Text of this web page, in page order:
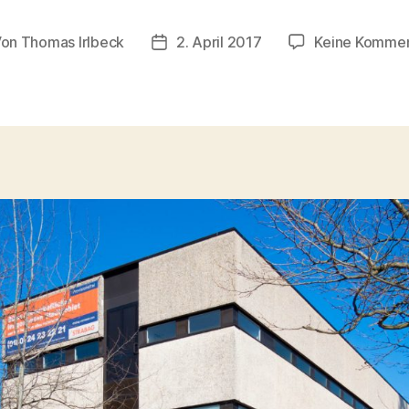
Thomas Irlbeck Veröffentlichungsdatum
2. April 2017 Keine